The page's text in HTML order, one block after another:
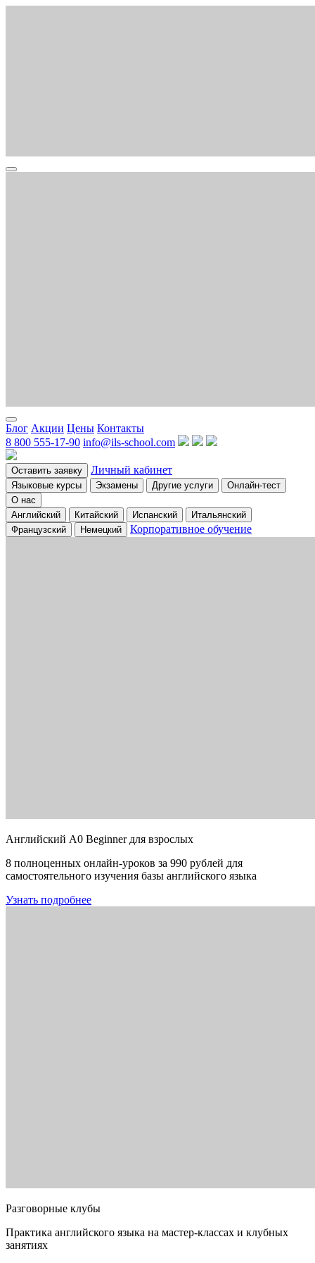
Блог Акции Цены Контакты
8 800 555-17-90 info@ils-school.com
Оставить заявку Личный кабинет
Языковые курсы Экзамены Другие услуги
Онлайн-тест
О нас
Английский
Китайский Испанский
Итальянский
Французский
Немецкий Корпоративное обучение
Английский A0 Beginner для взрослых
8 полноценных онлайн-уроков за 990 рублей для
самостоятельного изучения базы английского языка
Узнать подробнее
Разговорные клубы
Практика английского языка на мастер-классах и клубных
занятиях